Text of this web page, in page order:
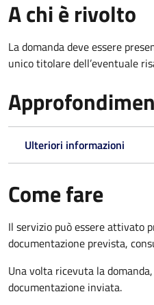
A chi è rivolto
La domanda deve essere
unico titolare dell’eventuale
Ulteriori informazioni
Come fare
Il servizio può essere attivato
documentazione prevista,
Una volta ricevuta la
documentazione inviata.